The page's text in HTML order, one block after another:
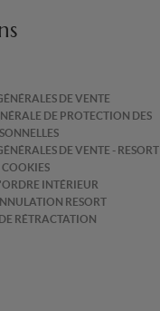
DE VENTE
DE PROTECTION DES
DE VENTE - RESORT
INTÉRIEUR
RESORT
RÉTRACTATION